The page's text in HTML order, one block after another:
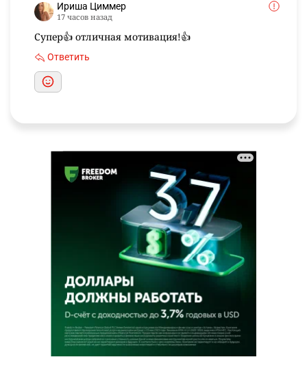
Ириша Циммер
17 часов назад
Супер👍 отличная мотивация!👍
Ответить